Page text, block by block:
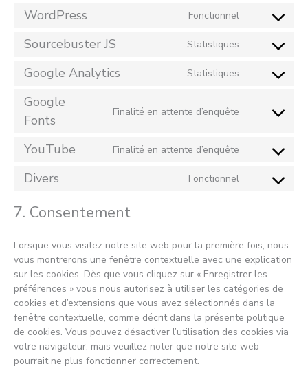
service
recaptcha
WordPress Fonctionnel
Consent
service
Sourcebuster JS Statistiques
Consent
service
Google Analytics Statistiques
Consent
service
google-
Google
Fonts
Finalité en attente d’enquête
Consent
service
google-
YouTube Finalité en attente d’enquête
Consent
service
Divers Fonctionnel
Consent
7. Consentement
Lorsque vous visitez notre site web pour la première fois, nous
vous montrerons une fenêtre contextuelle avec une explication
sur les cookies. Dès que vous cliquez sur « Enregistrer les
préférences » vous nous autorisez à utiliser les catégories de
cookies et d’extensions que vous avez sélectionnés dans la
fenêtre contextuelle, comme décrit dans la présente politique
de cookies. Vous pouvez désactiver l’utilisation des cookies via
votre navigateur, mais veuillez noter que notre site web
pourrait ne plus fonctionner correctement.